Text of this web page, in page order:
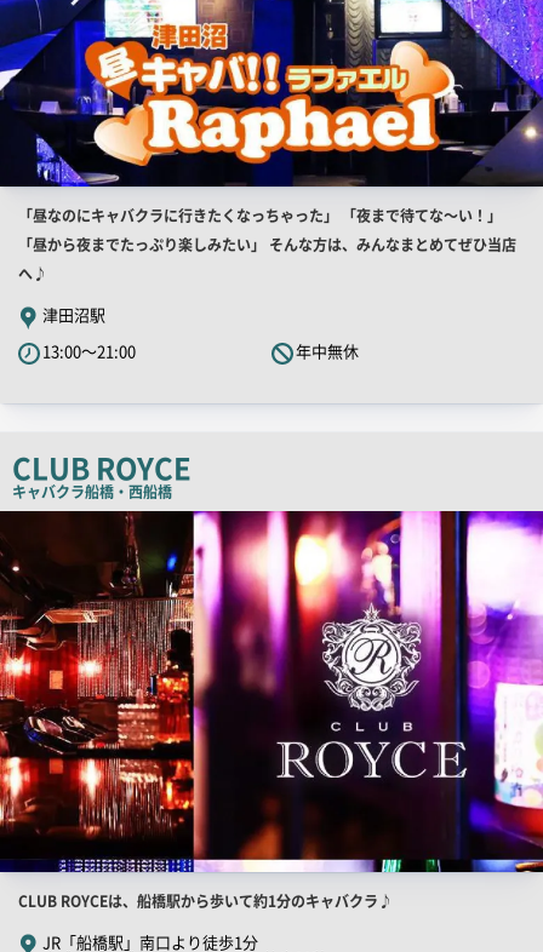
店
舗
PR
キ
ャ
ッ
ー
「昼なのにキャバクラに行きたくなっちゃった」 「夜まで待てな～い！」
「昼から夜までたっぷり楽しみたい」 そんな方は、みんなまとめてぜひ当店
へ♪
津田沼駅
13:00～21:00
年中無休
CLUB ROYCE
キャバクラ船橋・西船橋
店
舗
PR
画
像
店
舗
CLUB ROYCEは、船橋駅から歩いて約1分のキャバクラ♪
JR「船橋駅」南口より徒歩1分